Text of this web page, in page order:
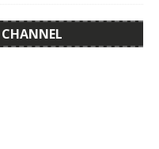
CHANNEL